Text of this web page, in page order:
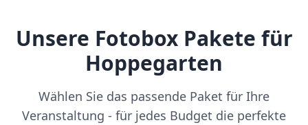
Unsere Fotobox Pakete für
Hoppegarten
Wählen Sie das passende Paket für Ihre
Veranstaltung - für jedes Budget die perfekte